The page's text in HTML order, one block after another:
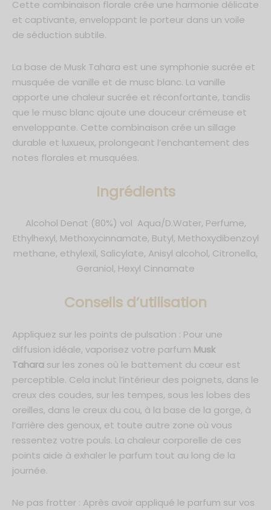
Cette combinaison florale crée une harmonie délicate
et captivante, enveloppant le porteur dans un voile
de séduction subtile.
La base de Musk Tahara est une symphonie sucrée et
musquée de vanille et de musc blanc. La vanille
apporte une chaleur sucrée et réconfortante, tandis
que le musc blanc ajoute une douceur crémeuse et
enveloppante. Cette combinaison crée un sillage
durable et luxueux, prolongeant l’enchantement des
notes florales et musquées.
Ingrédients
Alcohol Denat (80%) vol Aqua/D.Water, Perfume,
Ethylhexyl, Methoxycinnamate, Butyl, Methoxydibenzoyl
methane, ethylexil, Salicylate, Anisyl alcohol, Citronella,
Geraniol, Hexyl Cinnamate
Conseils d’utilisation
Appliquez sur les points de pulsation : Pour une
diffusion idéale, vaporisez votre parfum Musk
Tahara sur les zones où le battement du cœur est
perceptible. Cela inclut l’intérieur des poignets, dans le
creux des coudes, sur les tempes, sous les lobes des
oreilles, dans le creux du cou, à la base de la gorge, à
l’arrière des genoux, et toute autre zone où vous
ressentez votre pouls. La chaleur corporelle de ces
points aide à exhaler le parfum tout au long de la
journée.
Ne pas frotter : Après avoir appliqué le parfum sur vos